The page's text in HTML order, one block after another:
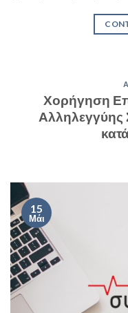
Χορήγηση
Αλληλεγγύης
15
Μάι